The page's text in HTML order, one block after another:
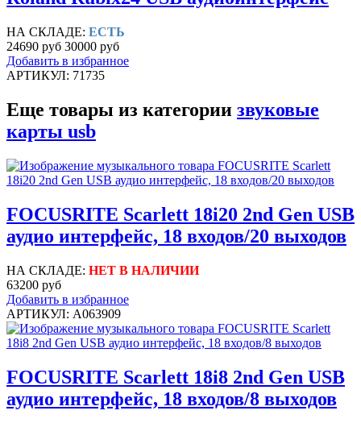
НА СКЛАДЕ: ЕСТЬ
24690 руб 30000 руб
Добавить в избранное
АРТИКУЛ: 71735
Еще товары из категории звуковые
карты usb
FOCUSRITE Scarlett 18i20 2nd Gen USB
аудио интерфейс, 18 входов/20 выходов
НА СКЛАДЕ: НЕТ В НАЛИЧИИ
63200 руб
Добавить в избранное
АРТИКУЛ: A063909
FOCUSRITE Scarlett 18i8 2nd Gen USB
аудио интерфейс, 18 входов/8 выходов